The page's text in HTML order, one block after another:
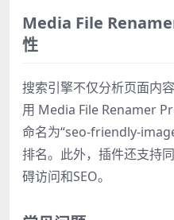
Media File
性
搜索引擎不仅分析页面内
用 Media File Renamer
命名为“seo-friendly-
排名。此外，插件还支持
碍访问和SEO。